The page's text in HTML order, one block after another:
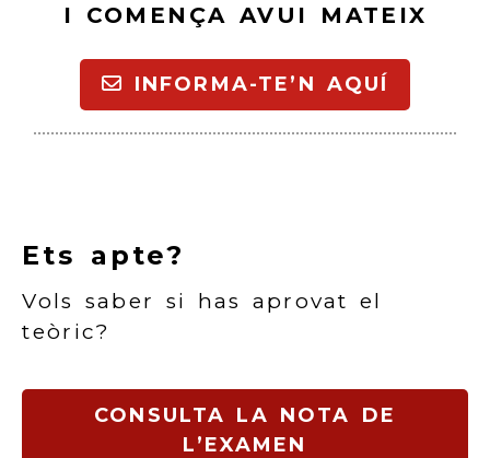
I COMENÇA AVUI MATEIX
INFORMA-TE’N AQUÍ
Ets apte?
Vols saber si has aprovat el
teòric?
CONSULTA LA NOTA DE
L’EXAMEN